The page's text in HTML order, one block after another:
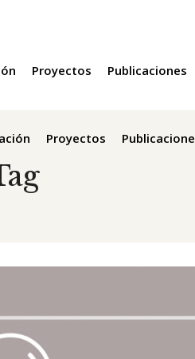
Proyectos
Proyectos Publicaciones